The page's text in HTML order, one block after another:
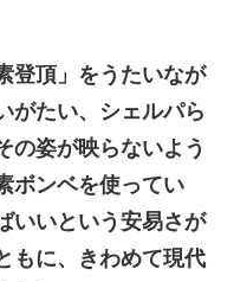
頂」をうたいなが
がたい、シェルパら
の姿が映らないよう
ボンベを使ってい
いいという安易さが
もに、きわめて現代